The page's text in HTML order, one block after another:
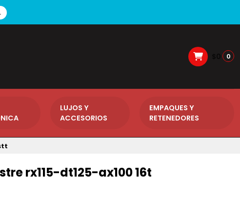
0
LUJOS Y
ACCESORIOS
EMPAQUES Y
RETENEDORES
rx115-dt125-ax100 16t